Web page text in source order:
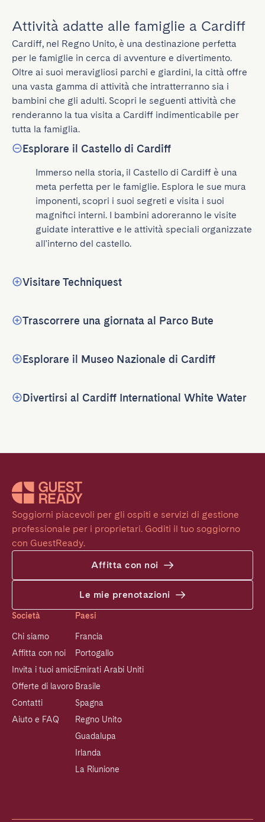
Attività adatte alle famiglie a Cardiff
Cardiff, nel Regno Unito, è una destinazione perfetta
per le famiglie in cerca di avventure e divertimento.
Oltre ai suoi meravigliosi parchi e giardini, la città offre
una vasta gamma di attività che intratterranno sia i
bambini che gli adulti. Scopri le seguenti attività che
renderanno la tua visita a Cardiff indimenticabile per
tutta la famiglia.
Esplorare il Castello di Cardiff
Immerso nella storia, il Castello di Cardiff è una
meta perfetta per le famiglie. Esplora le sue mura
imponenti, scopri i suoi segreti e visita i suoi
magnifici interni. I bambini adoreranno le visite
guidate interattive e le attività speciali organizzate
all'interno del castello.
Visitare Techniquest
Trascorrere una giornata al Parco Bute
Esplorare il Museo Nazionale di Cardiff
Divertirsi al Cardiff International White Water
Soggiorni piacevoli per gli ospiti e servizi di gestione
professionale per i proprietari. Goditi il tuo soggiorno
con GuestReady.
Affitta con noi
Le mie prenotazioni
Società
Chi siamo
Affitta con noi
Invita i tuoi amici
Offerte di lavoro
Contatti
Aiuto e FAQ
Paesi
Francia
Portogallo
Emirati Arabi Uniti
Brasile
Spagna
Regno Unito
Guadalupa
Irlanda
La Riunione